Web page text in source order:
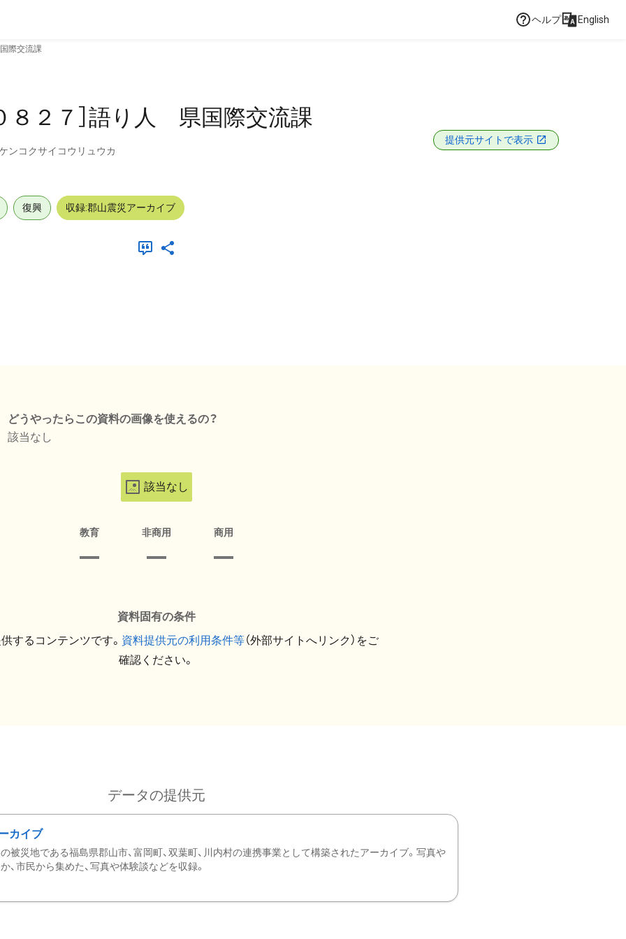
ヘルプ English
際交流課
８２７］語り人 県国際交流課
ンコクサイコウリュウカ
提供元サイトで表示
復興 収録:郡山震災アーカイブ
どうやったらこの資料の画像を使えるの？
該当なし
該当なし
教育 非商用 商用
資料固有の条件
するコンテンツです。 資料提供元の利用条件等（外部サイトへリンク）をご
確認ください。
データの提供元
カイブ
被災地である福島県郡山市、富岡町、双葉町、川内村の連携事業として構築されたアーカイブ。写真や
、市民から集めた、写真や体験談などを収録。